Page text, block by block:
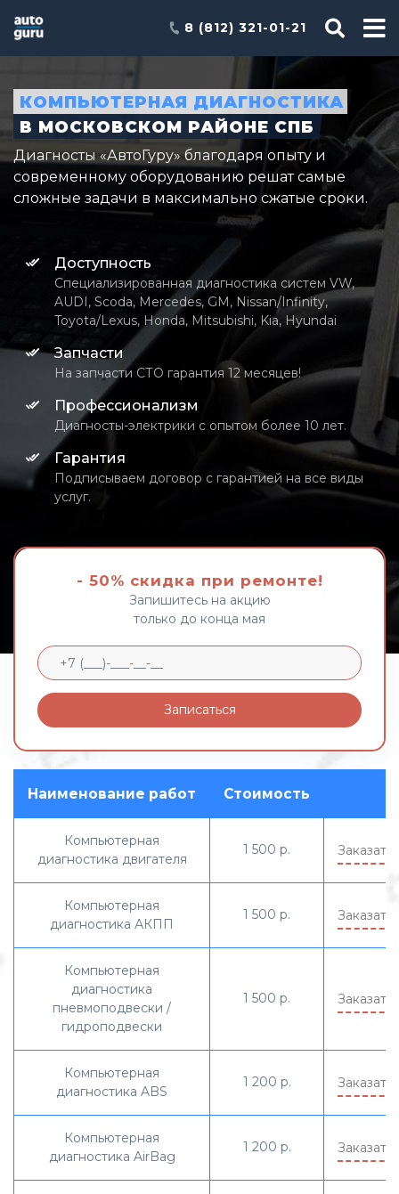
8 (812) 321-01-21
КОМПЬЮТЕРНАЯ ДИАГНОСТИКА
В МОСКОВСКОМ РАЙОНЕ СПБ
Диагносты «АвтоГуру» благодаря опыту и
современному оборудованию решат самые
сложные задачи в максимально сжатые сроки.
Доступность
Специализированная диагностика систем VW,
AUDI, Scoda, Mercedes, GM, Nissan/Infinity,
Toyota/Lexus, Honda, Mitsubishi, Kia, Hyundai
Запчасти
На запчасти СТО гарантия 12 месяцев!
Профессионализм
Диагносты-электрики с опытом более 10 лет.
Гарантия
Подписываем договор с гарантией на все виды
услуг.
- 50% скидка при ремонте!
Запишитесь на акцию
только до конца мая
Записаться
Компьютерная
диагностика двигателя
1 500 р. Заказать
Компьютерная
диагностика АКПП
1 500 р. Заказать
Компьютерная
диагностика
пневмоподвески /
гидроподвески
1 500 р. Заказать
Компьютерная
диагностика ABS
1 200 р. Заказать
Компьютерная
диагностика AirBag
1 200 р. Заказать
Наименование работ Стоимость